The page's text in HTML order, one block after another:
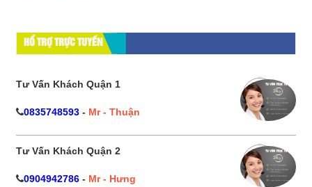
HỔ TRỢ TRỰC TUYẾN
Tư Vấn Khách Quận 1
0835748593 - Mr - Thuận
Tư Vấn Khách Quận 2
0904942786 - Mr - Hưng